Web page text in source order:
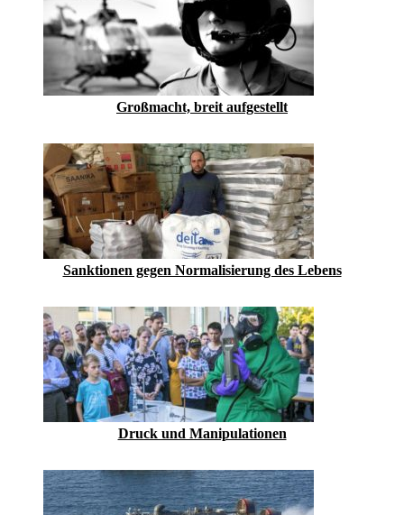
Großmacht, breit aufgestellt
Sanktionen gegen Normalisierung des Lebens
Druck und Manipulationen